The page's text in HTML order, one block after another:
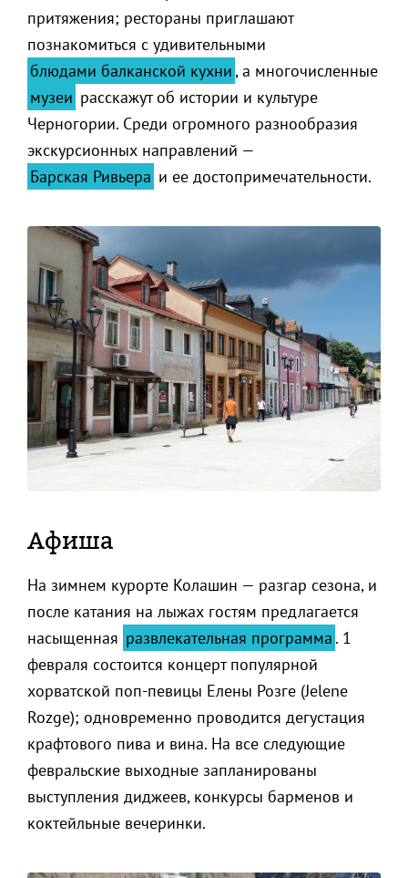
притяжения; рестораны приглашают
познакомиться с удивительными
блюдами балканской кухни , а многочисленные
музеи расскажут об истории и культуре
Черногории. Среди огромного разнообразия
экскурсионных направлений —
Барская Ривьера и ее достопримечательности.
Афиша
На зимнем курорте Колашин — разгар сезона, и
после катания на лыжах гостям предлагается
насыщенная развлекательная программа . 1
февраля состоится концерт популярной
хорватской поп-певицы Елены Розге (Jelene
Rozge); одновременно проводится дегустация
крафтового пива и вина. На все следующие
февральские выходные запланированы
выступления диджеев, конкурсы барменов и
коктейльные вечеринки.